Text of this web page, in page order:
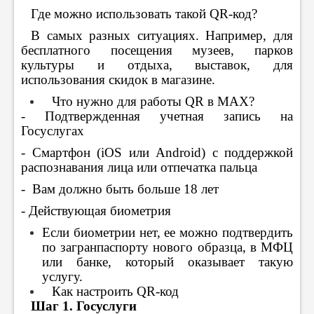
⠀Где можно использовать такой QR-код?
⠀В самых разных ситуациях. Например, для
бесплатного посещения музеев, парков
культуры и отдыха, выставок, для
использования скидок в магазине.
⠀Что нужно для работы QR в MAX?
- Подтвержденная учетная запись на
Госуслугах
- Смартфон (iOS или Android) с поддержкой
распознавания лица или отпечатка пальца
- Вам должно быть больше 18 лет
- Действующая биометрия
Если биометрии нет, ее можно подтвердить
по загранпаспорту нового образца, в МФЦ
или банке, который оказывает такую
услугу.
⠀Как настроить QR-код
Шаг 1. Госуслуги